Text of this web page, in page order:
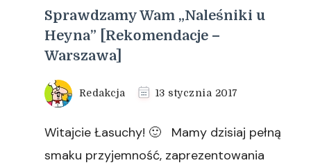
Sprawdzamy Wam „Naleśniki u
Heyna” [Rekomendacje –
Warszawa]
Redakcja 13 stycznia 2017
Witajcie Łasuchy! 🙂 Mamy dzisiaj pełną
smaku przyjemność, zaprezentowania